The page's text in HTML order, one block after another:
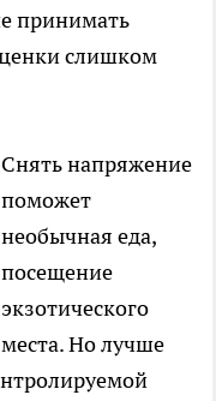
принимать
слишком
Снять напряжение
поможет
необычная еда,
посещение
экзотического
места. Но лучше